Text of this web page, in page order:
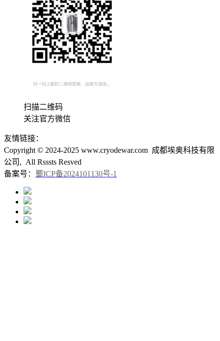
扫描二维码
关注官方微信
友情链接：
Copyright © 2024-2025 www.cryodewar.com 成都埃奥科技有限
公司, All Rsssts Resved
备案号： 蜀ICP备2024101130号-1